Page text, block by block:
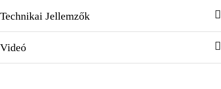
Technikai Jellemzők
Videó